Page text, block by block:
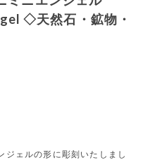
◇天然石・鉱物・
ジェルの形に彫刻いたしまし